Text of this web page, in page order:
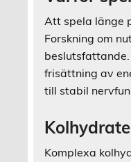
Att spela länge
Forskning om
frisättning av
till stabil
Komplexa